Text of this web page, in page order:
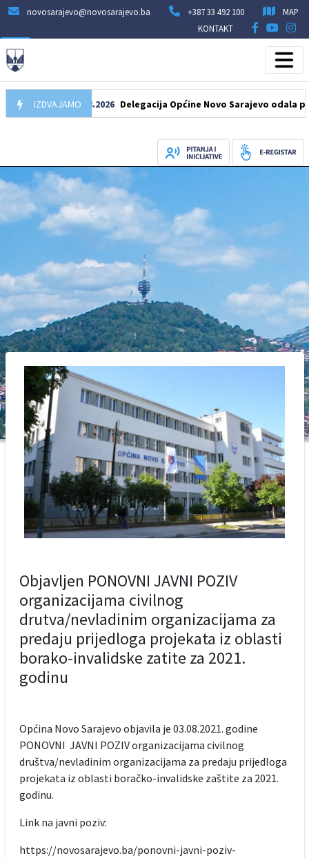
novosarajevo@novosarajevo.ba +387 33 492 100
MAP
KONTAKT
IZDVAJAMO
07.08.2026 Delegacija Općine Novo Sarajevo odala
Objavljen PONOVNI JAVNI POZIV
organizacijama civilnog
drutva/nevladinim organizacijama za
predaju prijedloga projekata iz oblasti
borako-invalidske zatite za 2021.
godinu
Općina Novo Sarajevo objavila je 03.08.2021. godine
PONOVNI JAVNI POZIV organizacijama civilnog
društva/nevladinim organizacijama za predaju prijedloga
projekata iz oblasti boračko-invalidske zaštite za 2021.
godinu.
Link na javni poziv:
https://novosarajevo.ba/ponovni-javni-poziv-